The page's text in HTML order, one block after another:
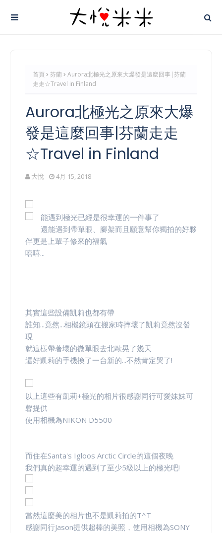
首頁 芬蘭
Aurora北極光之原來大爆發是這麼回事|芬蘭
走走☆Travel in Finland
Aurora北極光之原來大爆
發是這麼回事|芬蘭走走
☆Travel in Finland
大悅 4月 15, 2018
能遇到極光已經是很幸運的一件事了
還能遇到帶單眼、腳架而且願意幫你獨拍的好夥
伴更是上輩子修來的福氣
嘻嘻...
其實這些設備凱莉也都有帶
誰知...竟然...相機鏡頭在搬家時摔壞了凱莉竟然沒發
現
就這樣帶著壞的微單眼去北歐晃了幾天
還好凱莉的手機換了一台新的...不然肯定哭了!
以上這些有凱莉+極光的相片很感謝同行可愛妹妹可
馨提供
使用相機為NIKON D5500
而住在Santa's Igloos Arctic Circle的這個夜晚
我們真的超幸運的遇到了至少5級以上的極光吧!
當然這麼美的相片也不是凱莉拍的T^T
感謝同行Jason提供超棒的美照，使用相機為SONY